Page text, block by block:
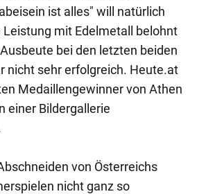
ist alles" will natürlich
Leistung mit Edelmetall belohnt
bei den letzten beiden
nicht sehr erfolgreich. Heute.at
Medaillengewinner von Athen
einer Bildergallerie
von Österreichs
nicht ganz so